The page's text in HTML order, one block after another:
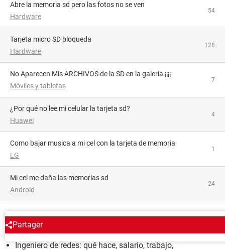
abre la memoria sd pero las fotos no se ven
Hardware
54
tarjeta micro SD bloqueda
Hardware
128
No Aparecen Mis ARCHIVOS de la SD en la galeria ¡¡¡¡
Móviles y tabletas
7
¿Por qué no lee mi celular la tarjeta sd?
Huawei
4
como bajar musica a mi cel con la tarjeta de memoria
LG
1
mi cel me daña las memorias sd
Android
24
Partager
ENCICLOPEDIA
Ingeniero de redes: qué hace, salario, trabajo,